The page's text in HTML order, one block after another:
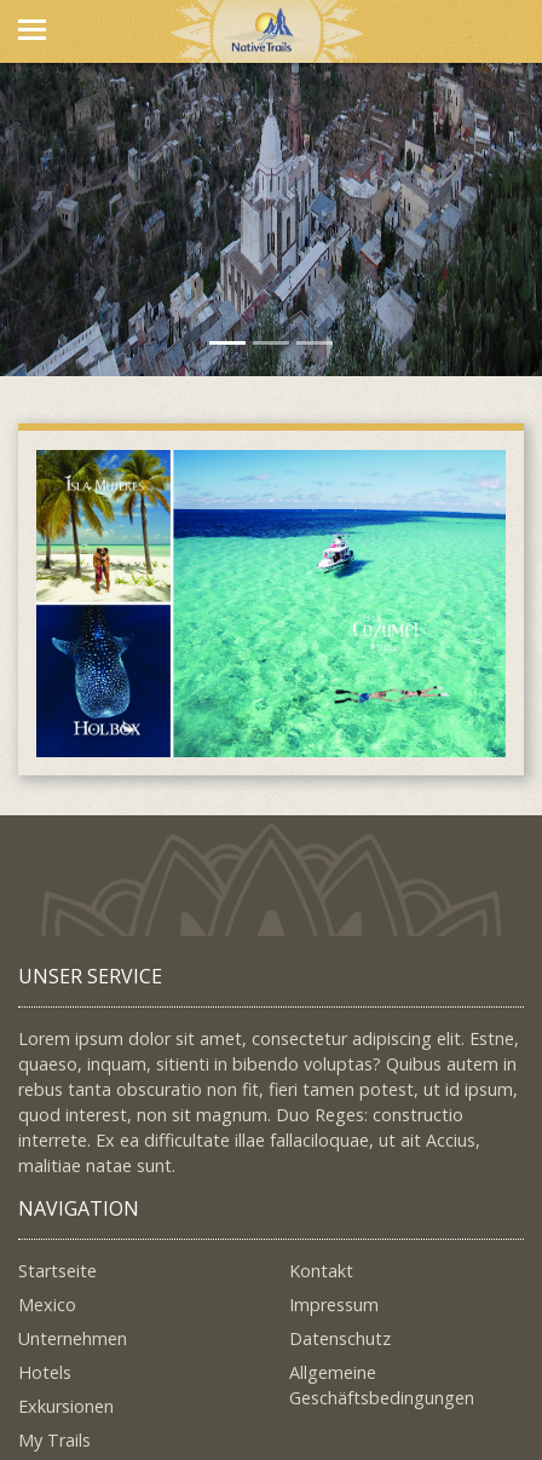
UNSER SERVICE
Lorem ipsum dolor sit amet, consectetur adipiscing elit. Estne,
quaeso, inquam, sitienti in bibendo voluptas? Quibus autem in
rebus tanta obscuratio non fit, fieri tamen potest, ut id ipsum,
quod interest, non sit magnum. Duo Reges: constructio
interrete. Ex ea difficultate illae fallaciloquae, ut ait Accius,
malitiae natae sunt.
NAVIGATION
Startseite
Mexico
Unternehmen
Hotels
Exkursionen
My Trails
Kontakt
Impressum
Datenschutz
Allgemeine
Geschäftsbedingungen